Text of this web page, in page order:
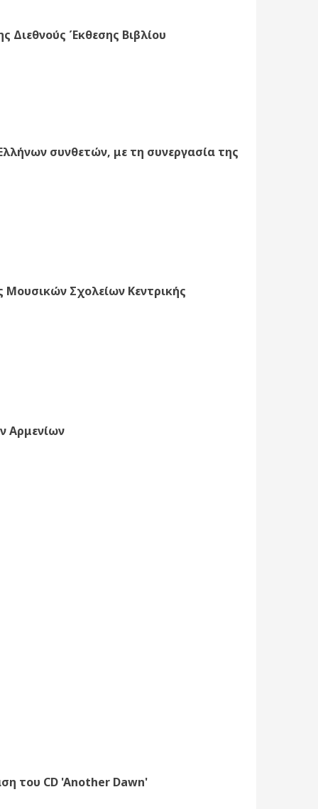
Διεθνούς Έκθεσης Βιβλίου
συνθετών, με τη συνεργασία της
Σχολείων Κεντρικής
Αρμενίων
του CD 'Another Dawn'